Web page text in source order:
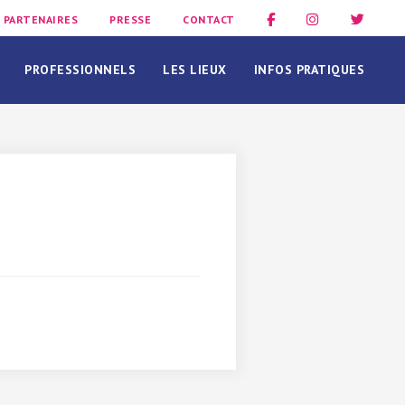
PARTENAIRES PRESSE CONTACT
PROFESSIONNELS LES LIEUX INFOS PRATIQUES